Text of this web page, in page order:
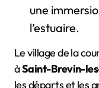
une
l’estuaire.
Le village de la
àSaint-Brevin-
les départs et les